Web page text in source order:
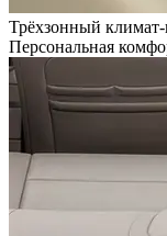
Трёхзонный климат-
Персональная